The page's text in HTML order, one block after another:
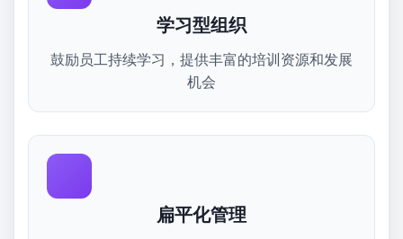
学习型组织
鼓励员工持续学习，提供丰富的培训资源和发展
机会
扁平化管理